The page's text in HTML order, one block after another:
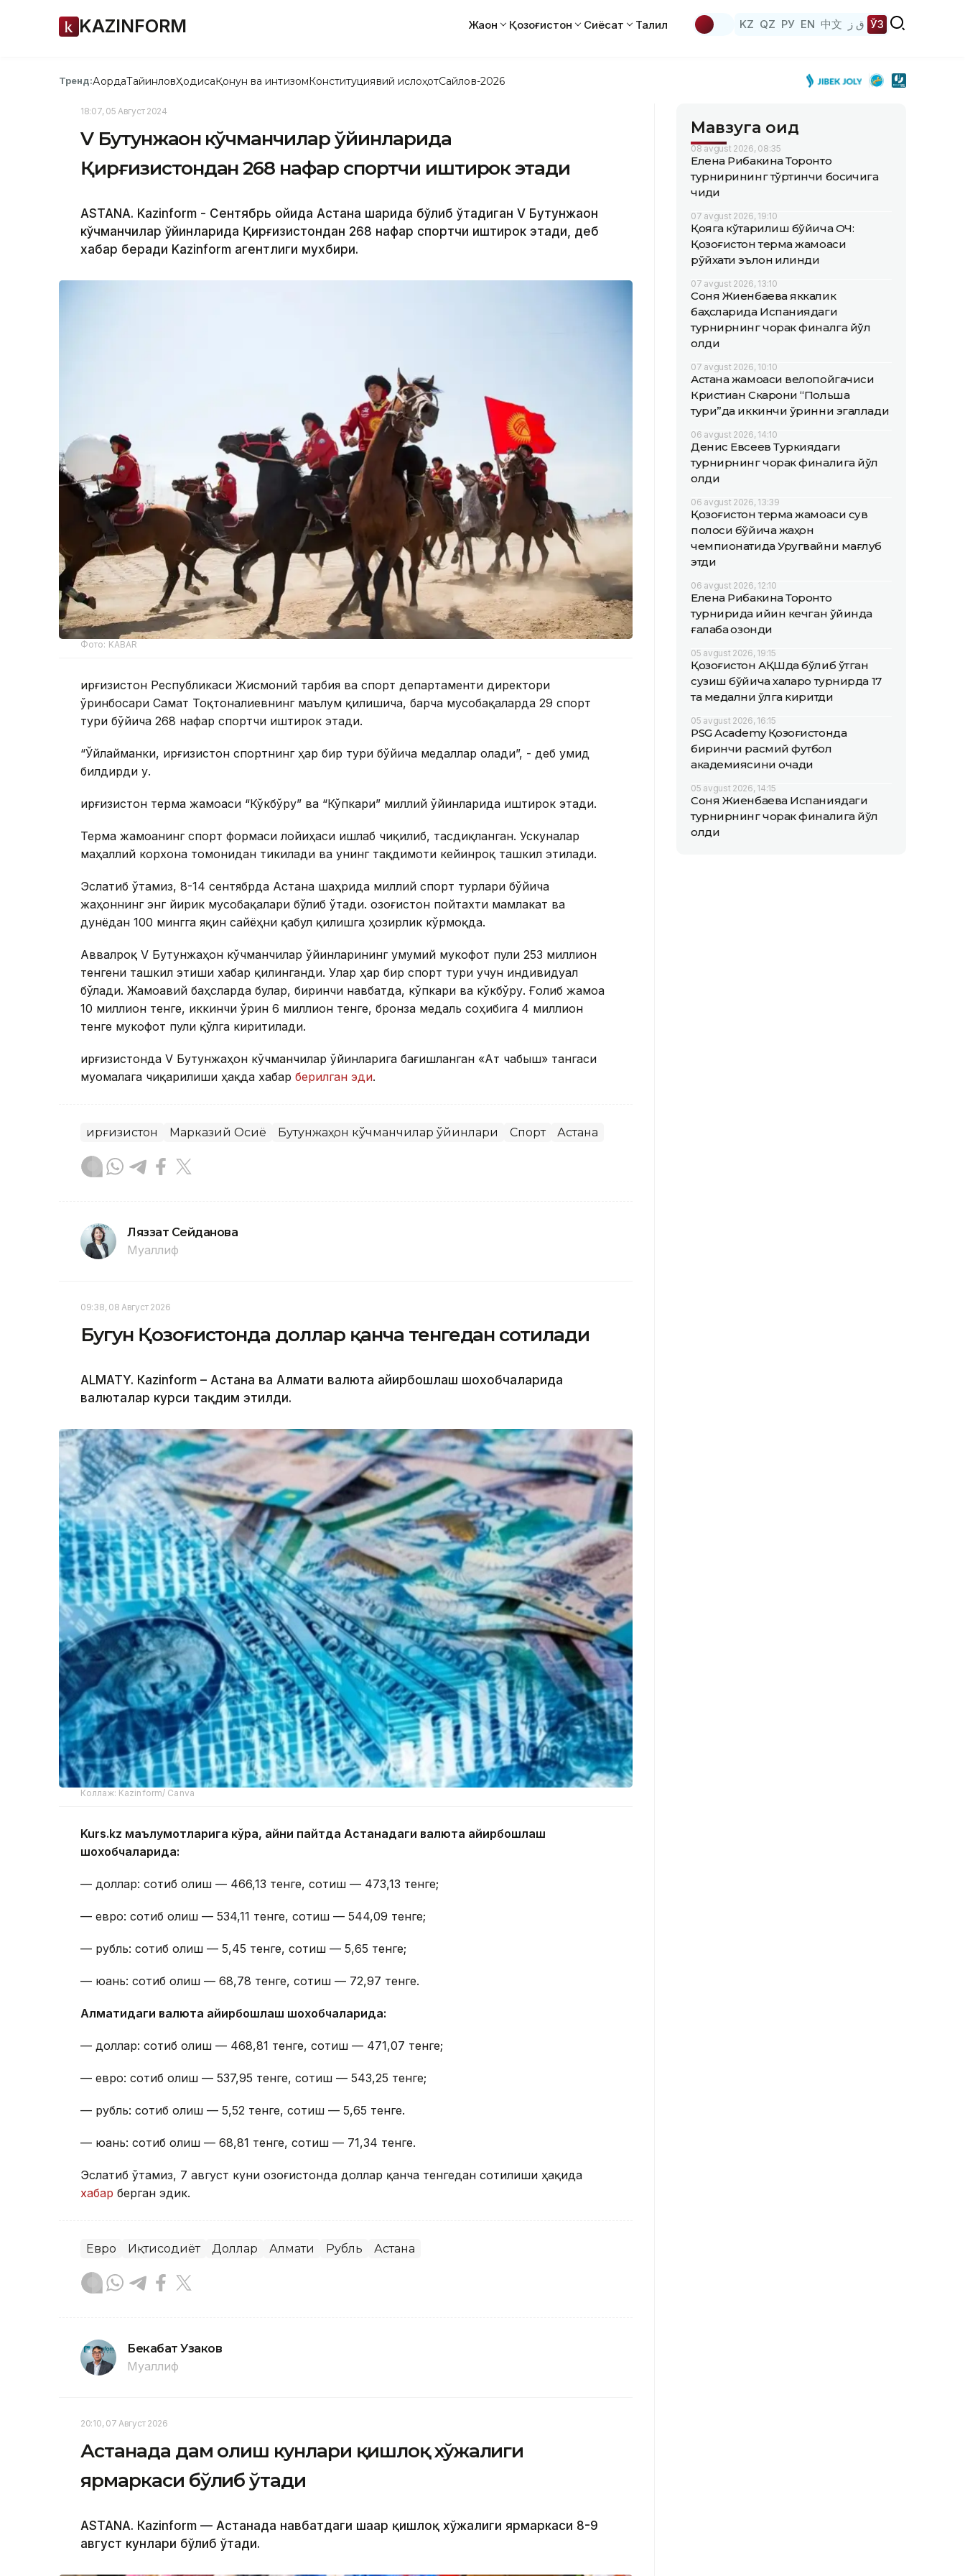
KAZINFORM Жаҳон Қозоғистон Сиёсат Таҳлил KZ QZ РУ EN 中文 ق ز ЎЗ
Тренд:АқордаТайинловҲодисаҚонун ва интизомКонституциявий ислоҳотСайлов-2026
18:07, 05 Август 2024
V Бутунжаҳон кўчманчилар ўйинларида
Қирғизистондан 268 нафар спортчи иштирок этади
ASTANA. Kazinform - Сентябрь ойида Астана шаҳрида бўлиб ўтадиган V Бутунжаҳон
кўчманчилар ўйинларида Қирғизистондан 268 нафар спортчи иштирок этади, деб
хабар беради Kazinform агентлиги мухбири.
Фото: KABAR
Қирғизистон Республикаси Жисмоний тарбия ва спорт департаменти директори
ўринбосари Самат Тоқтоналиевнинг маълум қилишича, барча мусобақаларда 29 спорт
тури бўйича 268 нафар спортчи иштирок этади.
“Ўйлайманки, Қирғизистон спортнинг ҳар бир тури бўйича медаллар олади”, - деб умид
билдирди у.
Қирғизистон терма жамоаси “Кўкбўру” ва “Кўпкари” миллий ўйинларида иштирок этади.
Терма жамоанинг спорт формаси лойиҳаси ишлаб чиқилиб, тасдиқланган. Ускуналар
маҳаллий корхона томонидан тикилади ва унинг тақдимоти кейинроқ ташкил этилади.
Эслатиб ўтамиз, 8-14 сентябрда Астана шаҳрида миллий спорт турлари бўйича
жаҳоннинг энг йирик мусобақалари бўлиб ўтади. Қозоғистон пойтахти мамлакат ва
дунёдан 100 мингга яқин сайёҳни қабул қилишга ҳозирлик кўрмоқда.
Аввалроқ V Бутунжаҳон кўчманчилар ўйинларининг умумий мукофот пули 253 миллион
тенгени ташкил этиши хабар қилинганди. Улар ҳар бир спорт тури учун индивидуал
бўлади. Жамоавий баҳсларда булар, биринчи навбатда, кўпкари ва кўкбўру. Ғолиб жамоа
10 миллион тенге, иккинчи ўрин 6 миллион тенге, бронза медаль соҳибига 4 миллион
тенге мукофот пули қўлга киритилади.
Қирғизистонда V Бутунжаҳон кўчманчилар ўйинларига бағишланган «Ат чабыш» тангаси
муомалага чиқарилиши ҳақда хабар берилган эди.
Қирғизистон Марказий Осиё Бутунжаҳон кўчманчилар ўйинлари Спорт Астана
Ляззат Сейданова
Муаллиф
09:38, 08 Август 2026
Бугун Қозоғистонда доллар қанча тенгедан сотилади
ALMATY. Кazinform – Астана ва Алмати валюта айирбошлаш шохобчаларида
валюталар курси тақдим этилди.
Коллаж: Kazinform/ Canva
Kurs.kz маълумотларига кўра, айни пайтда Астанадаги валюта айирбошлаш
шохобчаларида:
— доллар: сотиб олиш — 466,13 тенге, сотиш — 473,13 тенге;
— евро: сотиб олиш — 534,11 тенге, сотиш — 544,09 тенге;
— рубль: сотиб олиш — 5,45 тенге, сотиш — 5,65 тенге;
— юань: сотиб олиш — 68,78 тенге, сотиш — 72,97 тенге.
Алматидаги валюта айирбошлаш шохобчаларида:
— доллар: сотиб олиш — 468,81 тенге, сотиш — 471,07 тенге;
— евро: сотиб олиш — 537,95 тенге, сотиш — 543,25 тенге;
— рубль: сотиб олиш — 5,52 тенге, сотиш — 5,65 тенге.
— юань: сотиб олиш — 68,81 тенге, сотиш — 71,34 тенге.
Эслатиб ўтамиз, 7 август куни Қозоғистонда доллар қанча тенгедан сотилиши ҳақида
хабар берган эдик.
Евро Иқтисодиёт Доллар Алмати Рубль Астана
Бекабат Узаков
Муаллиф
20:10, 07 Август 2026
Астанада дам олиш кунлари қишлоқ хўжалиги
ярмаркаси бўлиб ўтади
ASTANА. Кazinform — Астанада навбатдаги шаҳар қишлоқ хўжалиги ярмаркаси 8-9
август кунлари бўлиб ўтади.
Мавзуга оид
08 avgust 2026, 08:35
Елена Рибакина Торонто
турнирининг тўртинчи босқичига
чиқди
07 avgust 2026, 19:10
Қояга кўтарилиш бўйича ОЧ:
Қозоғистон терма жамоаси
рўйхати эълон қилинди
07 avgust 2026, 13:10
Соня Жиенбаева яккалик
баҳсларида Испаниядаги
турнирнинг чорак финалга йўл
олди
07 avgust 2026, 10:10
Астана жамоаси велопойгачиси
Кристиан Скарони “Польша
тури”да иккинчи ўринни эгаллади
06 avgust 2026, 14:10
Денис Евсеев Туркиядаги
турнирнинг чорак финалига йўл
олди
06 avgust 2026, 13:39
Қозоғистон терма жамоаси сув
полоси бўйича жаҳон
чемпионатида Уругвайни мағлуб
этди
06 avgust 2026, 12:10
Елена Рибакина Торонто
турнирида қийин кечган ўйинда
ғалаба қозонди
05 avgust 2026, 19:15
Қозоғистон АҚШда бўлиб ўтган
сузиш бўйича халқаро турнирда 17
та медални қўлга киритди
05 avgust 2026, 16:15
PSG Academy Қозоғистонда
биринчи расмий футбол
академиясини очади
05 avgust 2026, 14:15
Соня Жиенбаева Испаниядаги
турнирнинг чорак финалига йўл
олди